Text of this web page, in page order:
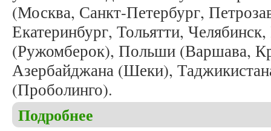
(Москва, Санкт-Петербург,
Екатеринбург, Тольятти,
(Ружомберок), Польши (Варшава,
Азербайджана (Шеки),
(Проболинго).
Подробнее